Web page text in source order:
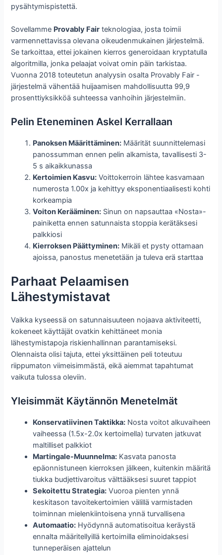
pysähtymispistettä.
Sovellamme Provably Fair teknologiaa, josta toimii
varmennettavissa olevana oikeudenmukainen järjestelmä.
Se tarkoittaa, ettei jokainen kierros generoidaan kryptatulla
algoritmilla, jonka pelaajat voivat omin päin tarkistaa.
Vuonna 2018 toteutetun analyysin osalta Provably Fair -
järjestelmä vähentää huijaamisen mahdollisuutta 99,9
prosenttiyksikköä suhteessa vanhoihin järjestelmiin.
Pelin Eteneminen Askel Kerrallaan
Panoksen Määrittäminen: Määrität suunnittelemasi
panossumman ennen pelin alkamista, tavallisesti 3-
5 s aikaikkunassa
Kertoimien Kasvu: Voittokerroin lähtee kasvamaan
numerosta 1.00x ja kehittyy eksponentiaalisesti kohti
korkeampia
Voiton Kerääminen: Sinun on napsauttaa «Nosta»-
painiketta ennen satunnaista stoppia kerätäksesi
palkkiosi
Kierroksen Päättyminen: Mikäli et pysty ottamaan
ajoissa, panostus menetetään ja tuleva erä starttaa
Parhaat Pelaamisen
Lähestymistavat
Vaikka kyseessä on satunnaisuuteen nojaava aktiviteetti,
kokeneet käyttäjät ovatkin kehittäneet monia
lähestymistapoja riskienhallinnan parantamiseksi.
Olennaista olisi tajuta, ettei yksittäinen peli toteutuu
riippumaton viimeisimmästä, eikä aiemmat tapahtumat
vaikuta tulossa oleviin.
Yleisimmät Käytännön Menetelmät
Konservatiivinen Taktikka: Nosta voitot alkuvaiheen
vaiheessa (1.5x-2.0x kertoimella) turvaten jatkuvat
maltilliset palkkiot
Martingale-Muunnelma: Kasvata panosta
epäonnistuneen kierroksen jälkeen, kuitenkin määritä
tiukka budjettivaroitus välttääksesi suuret tappiot
Sekoitettu Strategia: Vuoroa pienten ynnä
keskitason tavoitekertoimien välillä varmistaden
toiminnan mielenkiintoisena ynnä turvallisena
Automaatio: Hyödynnä automatisoitua keräystä
ennalta määritellyillä kertoimilla eliminoidaksesi
tunneperäisen ajattelun